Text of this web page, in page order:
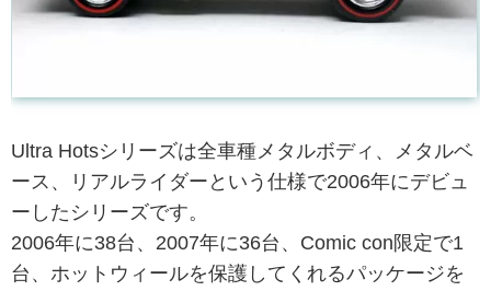
Ultra Hotsシリーズは全車種メタルボディ、メタルベ
ース、リアルライダーという仕様で2006年にデビュ
ーしたシリーズです。
2006年に38台、2007年に36台、Comic con限定で1
台、ホットウィールを保護してくれるパッケージを